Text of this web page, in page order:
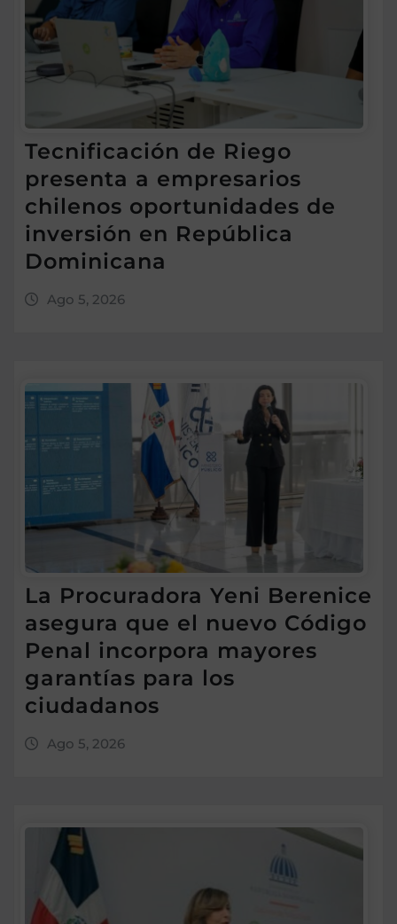
Tecnificación de Riego
presenta a empresarios
chilenos oportunidades de
inversión en República
Dominicana
Ago 5, 2026
La Procuradora Yeni Berenice
asegura que el nuevo Código
Penal incorpora mayores
garantías para los
ciudadanos
Ago 5, 2026